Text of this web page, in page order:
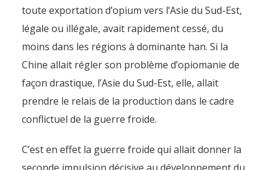
toute exportation d’opium vers l’Asie du Sud-Est,
légale ou illégale, avait rapidement cessé, du
moins dans les régions à dominante han. Si la
Chine allait régler son problème d’opiomanie de
façon drastique, l’Asie du Sud-Est, elle, allait
prendre le relais de la production dans le cadre
conflictuel de la guerre froide.
C’est en effet la guerre froide qui allait donner la